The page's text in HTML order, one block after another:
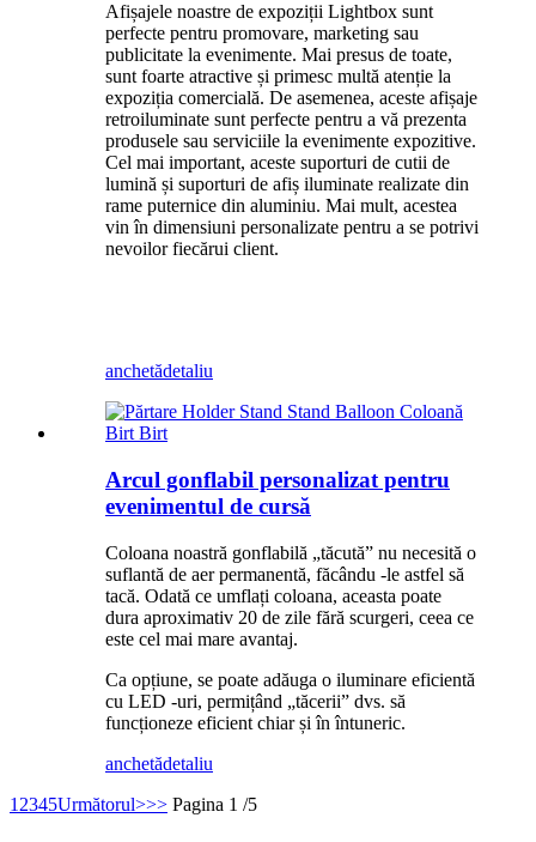
Afișajele noastre de expoziții Lightbox sunt
perfecte pentru promovare, marketing sau
publicitate la evenimente. Mai presus de toate,
sunt foarte atractive și primesc multă atenție la
expoziția comercială. De asemenea, aceste afișaje
retroiluminate sunt perfecte pentru a vă prezenta
produsele sau serviciile la evenimente expozitive.
Cel mai important, aceste suporturi de cutii de
lumină și suporturi de afiș iluminate realizate din
rame puternice din aluminiu. Mai mult, acestea
vin în dimensiuni personalizate pentru a se potrivi
nevoilor fiecărui client.
anchetădetaliu
Arcul gonflabil personalizat pentru
evenimentul de cursă
Coloana noastră gonflabilă „tăcută” nu necesită o
suflantă de aer permanentă, făcându -le astfel să
tacă. Odată ce umflați coloana, aceasta poate
dura aproximativ 20 de zile fără scurgeri, ceea ce
este cel mai mare avantaj.
Ca opțiune, se poate adăuga o iluminare eficientă
cu LED -uri, permițând „tăcerii” dvs. să
funcționeze eficient chiar și în întuneric.
anchetădetaliu
1 2345Următorul>>> Pagina 1 /5